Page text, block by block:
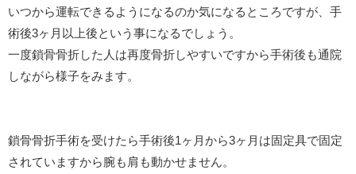
いつから運転できるようになるのか気になるところですが、手
術後3ヶ月以上後という事になるでしょう。
一度鎖骨骨折した人は再度骨折しやすいですから手術後も通院
しながら様子をみます。
鎖骨骨折手術を受けたら手術後1ヶ月から3ヶ月は固定具で固定
されていますから腕も肩も動かせません。